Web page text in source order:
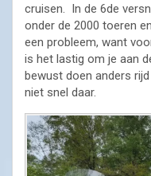
cruisen. In de 6de
onder de 2000 toeren
een probleem, want
is het lastig om je aan
bewust doen anders
niet snel daar.